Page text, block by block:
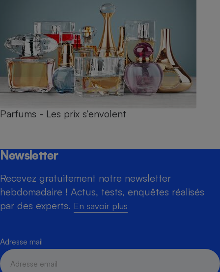
Parfums - Les prix s’envolent
Newsletter
Recevez gratuitement notre newsletter
hebdomadaire ! Actus, tests, enquêtes réalisés
par des experts. En savoir plus
Adresse mail